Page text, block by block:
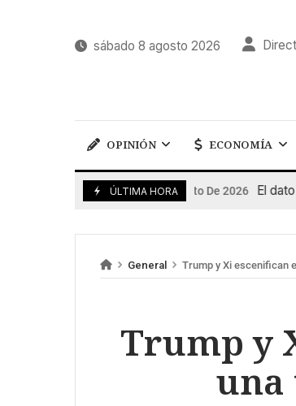
sábado 8 agosto 2026
OPINIÓN ECONOMÍA
ÚLTIMA HORA
7 De Agosto De 2026 El dato de
General Trump y Xi escenifican
Trump y
una